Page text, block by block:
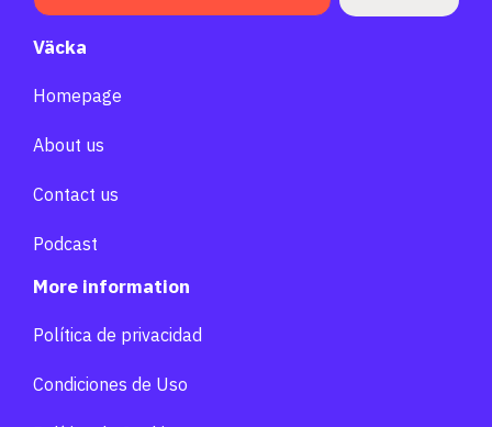
Väcka
Homepage
About us
Contact us
Podcast
More information
Política de privacidad
Condiciones de Uso